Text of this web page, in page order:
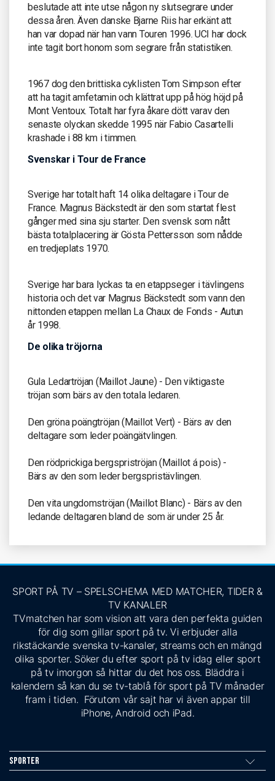
beslutade att inte utse någon ny slutsegrare under
dessa åren. Även danske Bjarne Riis har erkänt att
han var dopad när han vann Touren 1996. UCI har dock
inte tagit bort honom som segrare från statistiken.
1967 dog den brittiska cyklisten Tom Simpson efter
att ha tagit amfetamin och klättrat upp på hög höjd på
Mont Ventoux. Totalt har fyra åkare dött varav den
senaste olyckan skedde 1995 när Fabio Casartelli
krashade i 88 km i timmen.
Svenskar i Tour de France
Sverige har totalt haft 14 olika deltagare i Tour de
France. Magnus Bäckstedt är den som startat flest
gånger med sina sju starter. Den svensk som nått
bästa totalplacering är Gösta Pettersson som nådde
en tredjeplats 1970.
Sverige har bara lyckas ta en etappseger i tävlingens
historia och det var Magnus Bäckstedt som vann den
nittonden etappen mellan La Chaux de Fonds - Autun
år 1998.
De olika tröjorna
Gula Ledartröjan (Maillot Jaune) - Den viktigaste
tröjan som bärs av den totala ledaren.
Den gröna poängtröjan (Maillot Vert) - Bärs av den
deltagare som leder poängätvlingen.
Den rödprickiga bergspriströjan (Maillot á pois) -
Bärs av den som leder bergspristävlingen.
Den vita ungdomströjan (Maillot Blanc) - Bärs av den
ledande deltagaren bland de som är under 25 år.
SPORT PÅ TV – SPELSCHEMA MED MATCHER, TIDER &
TV KANALER
TVmatchen har som vision att vara den perfekta guiden
för dig som gillar sport på tv. Vi erbjuder alla
rikstäckande svenska tv-kanaler, streams och en mängd
olika sporter. Söker du efter sport på tv idag eller sport
på tv imorgon så hittar du det hos oss. Bläddra i
kalendern så kan du se tv-tablå för sport på TV månader
fram i tiden. Förutom vår sajt har vi även appar till
iPhone, Android och iPad.
Sporter